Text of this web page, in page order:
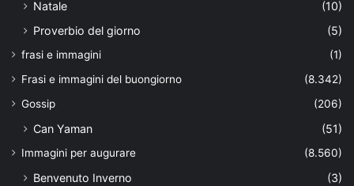
Natale
(10)
Proverbio del giorno
(5)
frasi e immagini
(1)
Frasi e immagini del buongiorno
(8.342)
Gossip
(206)
Can Yaman (51)
Immagini per augurare (8.560)
Benvenuto Inverno
(3)